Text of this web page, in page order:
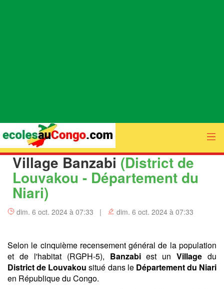
Village Banzabi (District de
Louvakou - Département du
Niari)
dim. 6 oct. 2024 à 07:33 | dim. 6 oct. 2024 à 07:33
Selon le cinquième recensement général de la population
et de l'habitat (RGPH-5), Banzabiest unVillage du
District de Louvakou situé dans le Département du Niari
en République du Congo.